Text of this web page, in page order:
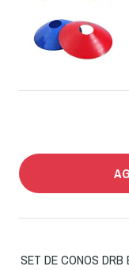
SET DE CONOS DRB